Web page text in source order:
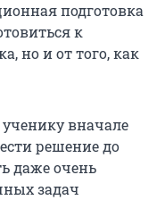
подготовка
к
но и от того, как
вначале
решение до
даже очень
задач